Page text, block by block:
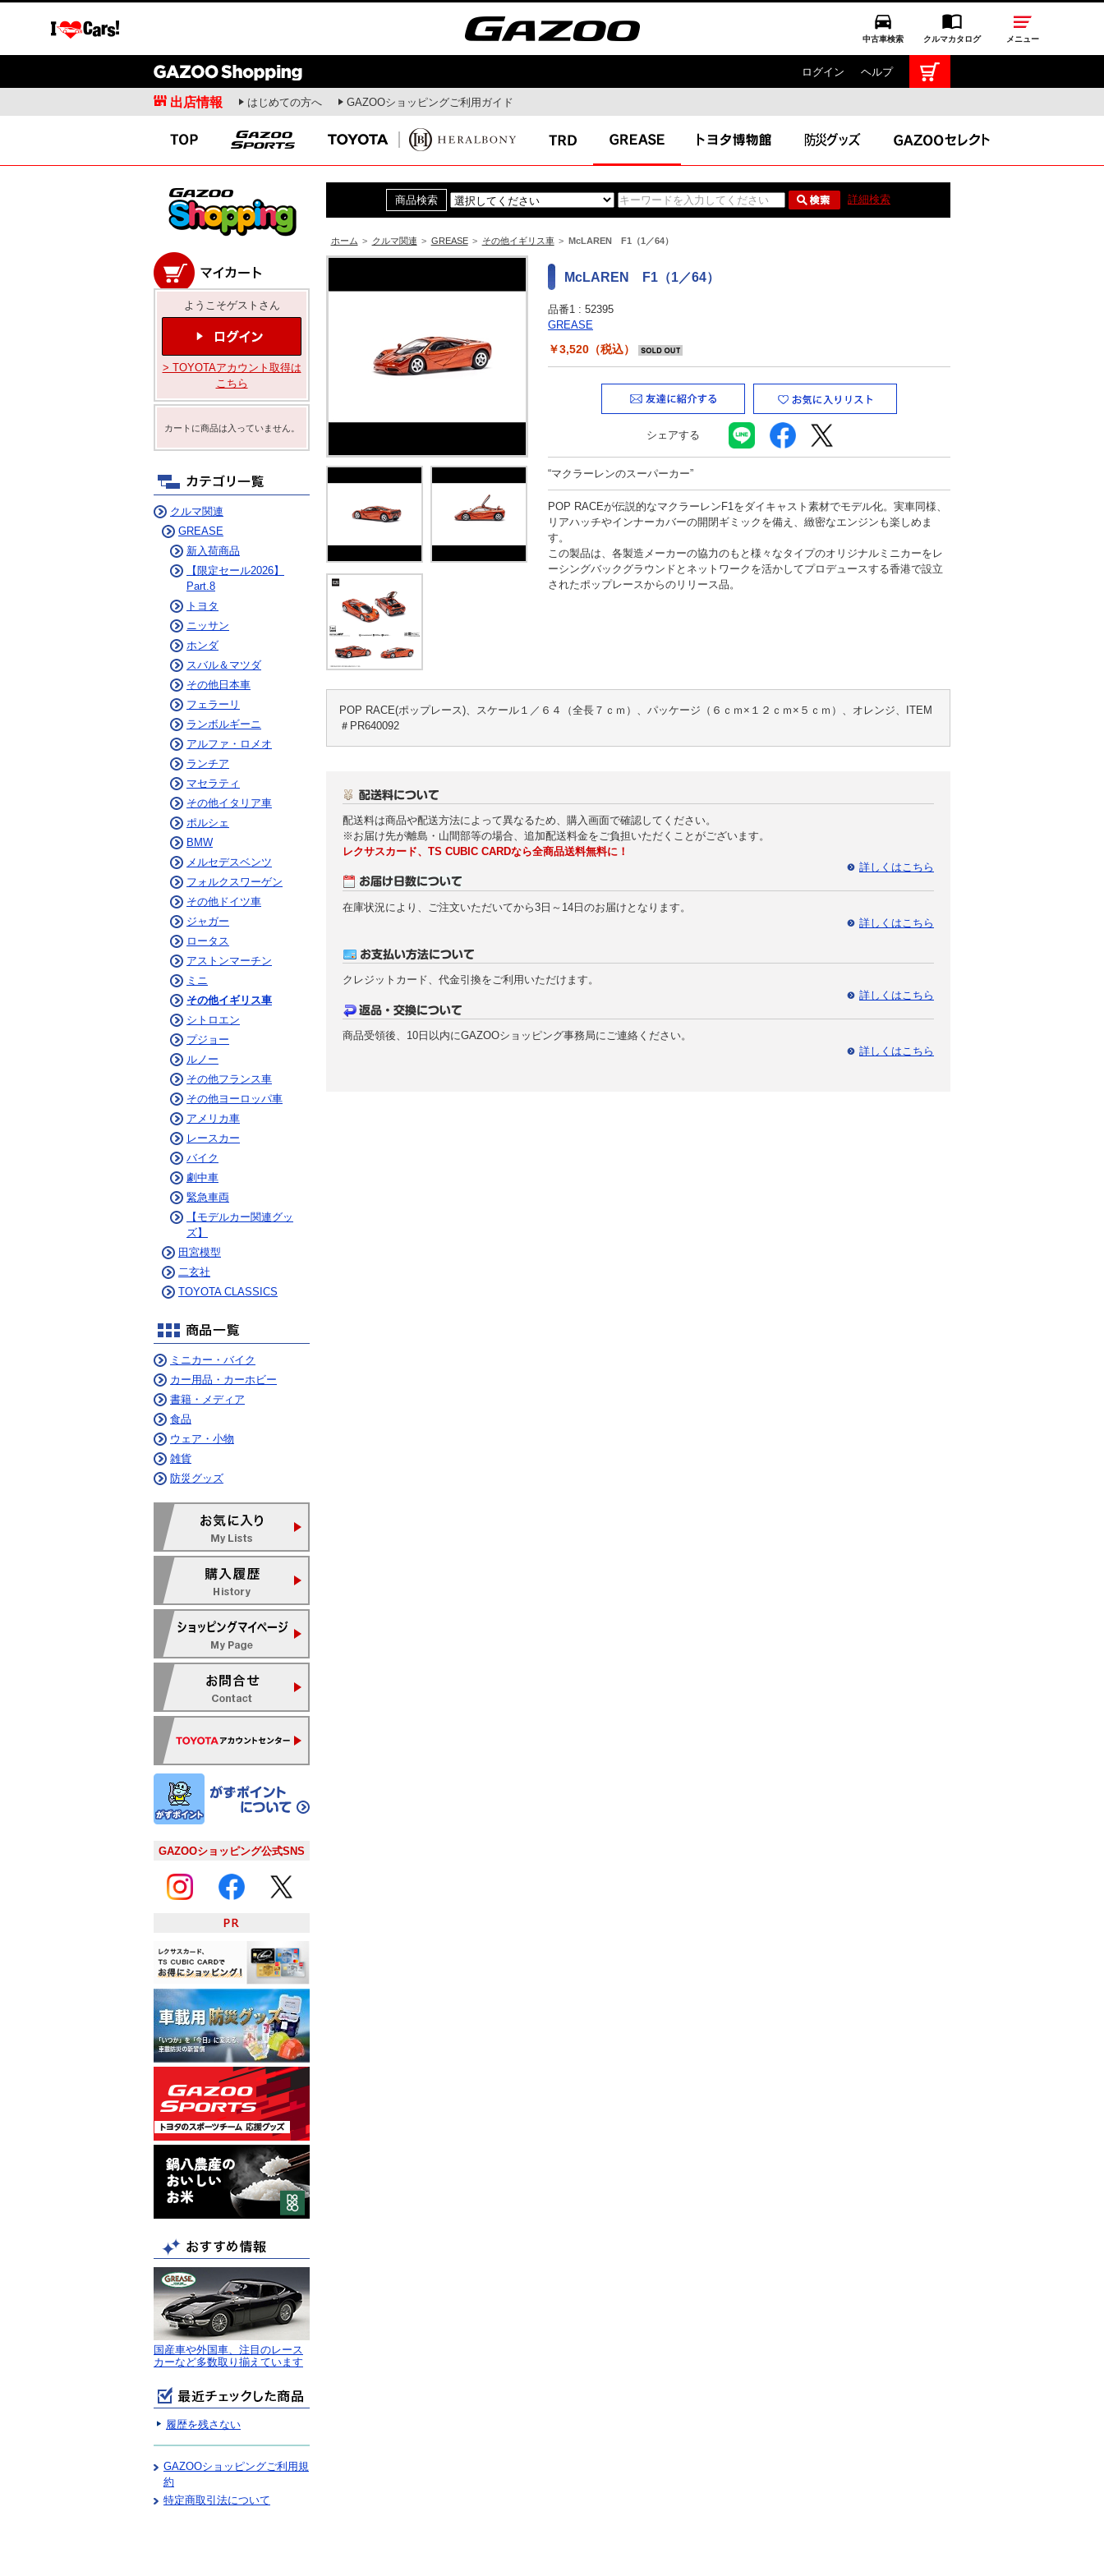
中古車検索 クルマカタログ メニュー
オフミーティング
クルマ情報
新車ニュース
試乗記
商品解説
開発者インタビュー
モビリティ
MaaS
コネクティッド
スマートシティ
ドライブルート
モータースポーツ コラム・エッセイ
安東弘樹連載コラム
寺田昌弘連載コラム
山田弘樹連載コラム
レポーター(お)ねえさん連載コラ
ム
最新ニュース
GAZOO SPORTS
GAZOO Shopping
ログイン ヘルプ
出店情報 はじめての方へ GAZOOショッピングご利用ガイド
詳細検索
ホーム > クルマ関連 > GREASE > その他イギリス車 > McLAREN F1（1／64）
McLAREN F1（1／64）
品番1 : 52395
GREASE
￥3,520（税込）
シェアする
“マクラーレンのスーパーカー”
POP RACEが伝説的なマクラーレンF1をダイキャスト素材でモデル化。実車同様、
リアハッチやインナーカバーの開閉ギミックを備え、緻密なエンジンも楽しめま
す。
この製品は、各製造メーカーの協力のもと様々なタイプのオリジナルミニカーをレ
ーシングバックグラウンドとネットワークを活かしてプロデュースする香港で設立
されたポップレースからのリリース品。
POP RACE(ポップレース)、スケール１／６４（全長７ｃｍ）、パッケージ（６ｃｍ×１２ｃｍ×５ｃｍ）、オレンジ、ITEM
＃PR640092
配送料は商品や配送方法によって異なるため、購入画面で確認してください。
※お届け先が離島・山間部等の場合、追加配送料金をご負担いただくことがございます。
レクサスカード、TS CUBIC CARDなら全商品送料無料に！
詳しくはこちら
在庫状況により、ご注文いただいてから3日～14日のお届けとなります。
詳しくはこちら
クレジットカード、代金引換をご利用いただけます。
詳しくはこちら
商品受領後、10日以内にGAZOOショッピング事務局にご連絡ください。
詳しくはこちら
ようこそゲストさん
> TOYOTAアカウント取得は
こちら
カートに商品は入っていません。
クルマ関連
GREASE
新入荷商品
【限定セール2026】
Part.8
トヨタ
ニッサン
ホンダ
スバル＆マツダ
その他日本車
フェラーリ
ランボルギーニ
アルファ・ロメオ
ランチア
マセラティ
その他イタリア車
ポルシェ
BMW
メルセデスベンツ
フォルクスワーゲン
その他ドイツ車
ジャガー
ロータス
アストンマーチン
ミニ
その他イギリス車
シトロエン
プジョー
ルノー
その他フランス車
その他ヨーロッパ車
アメリカ車
レースカー
バイク
劇中車
緊急車両
【モデルカー関連グッ
ズ】
田宮模型
二玄社
TOYOTA CLASSICS
ミニカー・バイク
カー用品・カーホビー
書籍・メディア
食品
ウェア・小物
雑貨
防災グッズ
GAZOOショッピング公式SNS
国産車や外国車、注目のレース
カーなど多数取り揃えています
履歴を残さない
GAZOOショッピングご利用規
約
特定商取引法について